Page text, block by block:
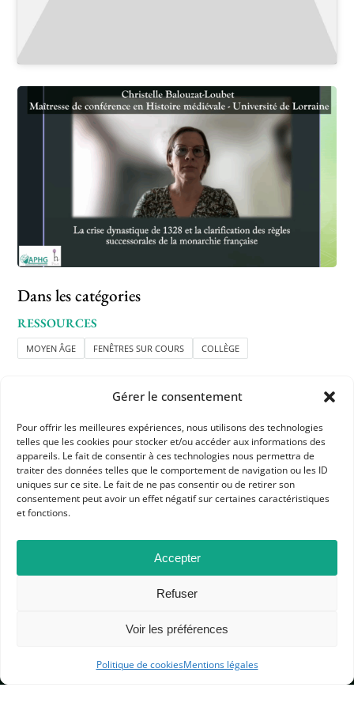
Gérer le consentement
Pour offrir les meilleures expériences, nous utilisons des technologies
telles que les cookies pour stocker et/ou accéder aux informations des
appareils. Le fait de consentir à ces technologies nous permettra de
traiter des données telles que le comportement de navigation ou les ID
uniques sur ce site. Le fait de ne pas consentir ou de retirer son
consentement peut avoir un effet négatif sur certaines caractéristiques
et fonctions.
Accepter
Refuser
Voir les préférences
Politique de cookiesMentions légales
Dans les catégories
RESSOURCES
MOYEN ÂGE FENÊTRES SUR COURS COLLÈGE
APHG
Association des professeurs d'histoire et géographie
+ 33 0(1) 42 33 62 37
BP 6541 – 75065 Paris Cedex 02
MENTIONS LÉGALES